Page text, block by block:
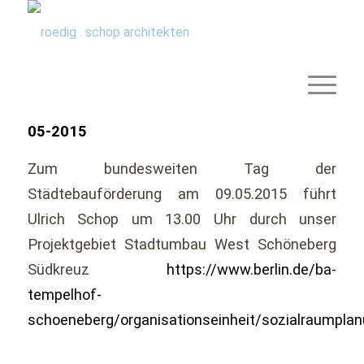
05-2015
Zum bundesweiten Tag der
Städtebauförderung am 09.05.2015 führt
Ulrich Schop um 13.00 Uhr durch unser
Projektgebiet Stadtumbau West Schöneberg
Südkreuz https://www.berlin.de/ba-
tempelhof-
schoeneberg/organisationseinheit/